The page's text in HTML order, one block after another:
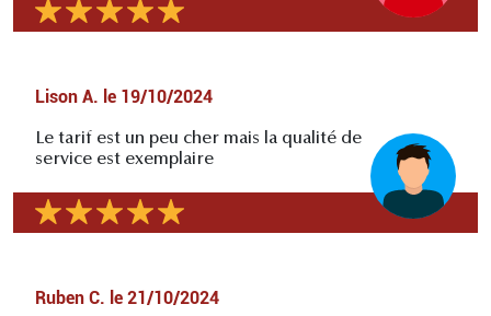
Lison A. le 19/10/2024
Le tarif est un peu cher mais la qualité de
service est exemplaire
Ruben C. le 21/10/2024